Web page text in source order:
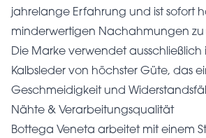
jahrelange Erfahrung und ist sofort
minderwertigen Nachahmungen zu
Die Marke verwendet ausschließlich
Kalbsleder von höchster Güte, das
Geschmeidigkeit und
Nähte & Verarbeitungsqualität
Bottega Veneta arbeitet mit einem